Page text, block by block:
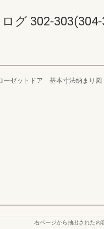
グ 302-303(304-
ーゼットドア 基本寸法納まり図
右ページから抽出された内